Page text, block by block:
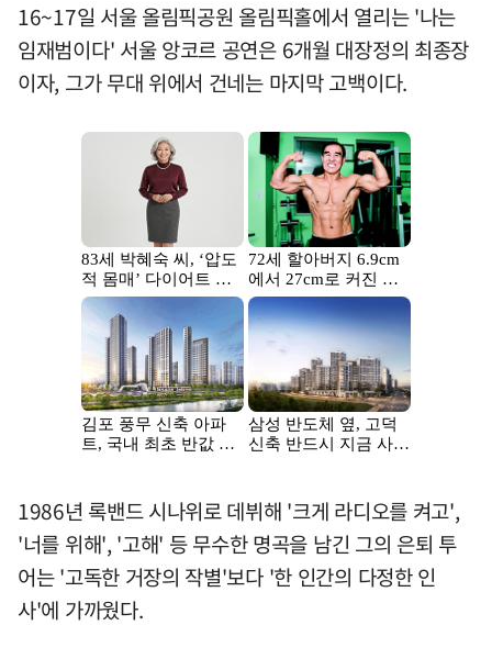
16~17일 서울 올림픽공원 올림픽홀에서 열리는 '나는
임재범이다' 서울 앙코르 공연은 6개월 대장정의 최종장
이자, 그가 무대 위에서 건네는 마지막 고백이다.
1986년 록밴드 시나위로 데뷔해 '크게 라디오를 켜고',
'너를 위해', '고해' 등 무수한 명곡을 남긴 그의 은퇴 투
어는 '고독한 거장의 작별'보다 '한 인간의 다정한 인
사'에 가까웠다.